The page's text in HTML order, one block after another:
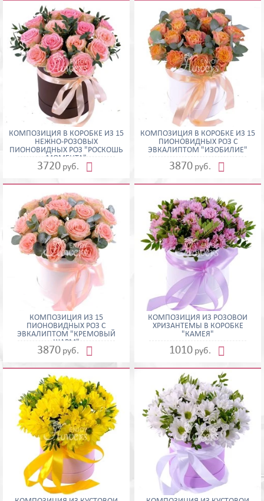
КОМПОЗИЦИЯ В КОРОБКЕ ИЗ 15
НЕЖНО-РОЗОВЫХ
ПИОНОВИДНЫХ РОЗ "РОСКОШЬ
МОМЕНТА"
3720 руб. 
КОМПОЗИЦИЯ В КОРОБКЕ ИЗ 15
ПИОНОВИДНЫХ РОЗ С
ЭВКАЛИПТОМ "ИЗОБИЛИЕ"
3870 руб. 
КОМПОЗИЦИЯ ИЗ 15
ПИОНОВИДНЫХ РОЗ С
ЭВКАЛИПТОМ "КРЕМОВЫЙ
ШАРМ"
3870 руб. 
КОМПОЗИЦИЯ ИЗ РОЗОВОЙ
ХРИЗАНТЕМЫ В КОРОБКЕ
"КАМЕЯ"
1010 руб. 